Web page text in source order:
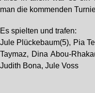
man die kommenden
Es spielten und trafen:
Jule Plückebaum(5), Pia
Taymaz, Dina Abou-
Judith Bona, Jule Voss